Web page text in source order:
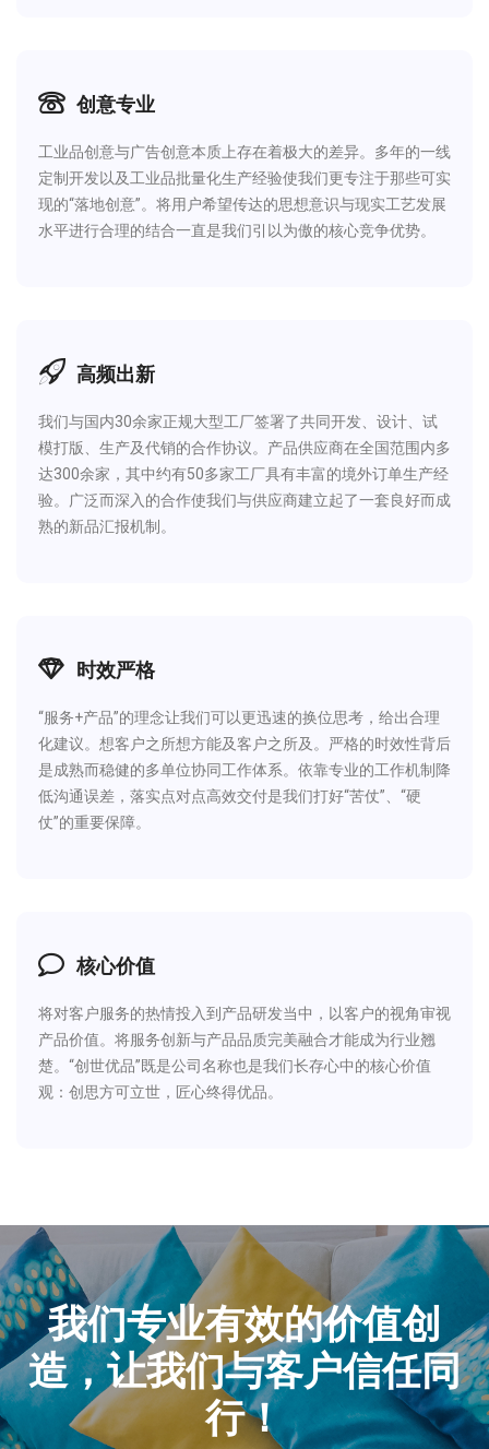
创意专业
工业品创意与广告创意本质上存在着极大的差异。多年的一线
定制开发以及工业品批量化生产经验使我们更专注于那些可实
现的“落地创意”。将用户希望传达的思想意识与现实工艺发展
水平进行合理的结合一直是我们引以为傲的核心竞争优势。
高频出新
我们与国内30余家正规大型工厂签署了共同开发、设计、试
模打版、生产及代销的合作协议。产品供应商在全国范围内多
达300余家，其中约有50多家工厂具有丰富的境外订单生产经
验。广泛而深入的合作使我们与供应商建立起了一套良好而成
熟的新品汇报机制。
时效严格
“服务+产品”的理念让我们可以更迅速的换位思考，给出合理
化建议。想客户之所想方能及客户之所及。严格的时效性背后
是成熟而稳健的多单位协同工作体系。依靠专业的工作机制降
低沟通误差，落实点对点高效交付是我们打好“苦仗”、“硬
仗”的重要保障。
核心价值
将对客户服务的热情投入到产品研发当中，以客户的视角审视
产品价值。将服务创新与产品品质完美融合才能成为行业翘
楚。“创世优品”既是公司名称也是我们长存心中的核心价值
观：创思方可立世，匠心终得优品。
我们专业有效的价值创
造，让我们与客户信任同
行！